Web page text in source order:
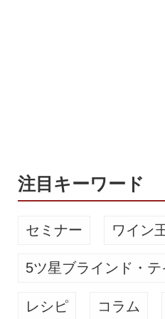
注目キーワード
セミナー ワイン
5ツ星ブラインド・
レシピ コラム